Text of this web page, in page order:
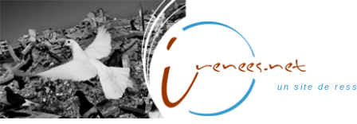
un site de